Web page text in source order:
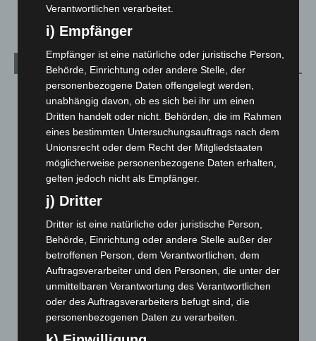
Archiv
August 2026
(9)
Juli 2026(73)
Juni 2026(139)
Mai 2026 (99)
April 2026(99)
März 2026(115)
Februar 2026(109)
Januar 2026(122)
Dezember 2025 (103)
November 2025(114)
Oktober 2025(112)
September 2025
(93)
Verantwortlichen verarbeitet.
i) Empfänger
Empfänger ist eine natürliche oder juristische Person,
Behörde, Einrichtung oder andere Stelle, der
personenbezogene Daten offengelegt werden,
unabhängig davon, ob es sich bei ihr um einen
Dritten handelt oder nicht. Behörden, die im Rahmen
eines bestimmten Untersuchungsauftrags nach dem
Unionsrecht oder dem Recht der Mitgliedstaaten
möglicherweise personenbezogene Daten erhalten,
gelten jedoch nicht als Empfänger.
j) Dritter
Dritter ist eine natürliche oder juristische Person,
Behörde, Einrichtung oder andere Stelle außer der
betroffenen Person, dem Verantwortlichen, dem
Auftragsverarbeiter und den Personen, die unter der
unmittelbaren Verantwortung des Verantwortlichen
oder des Auftragsverarbeiters befugt sind, die
personenbezogenen Daten zu verarbeiten.